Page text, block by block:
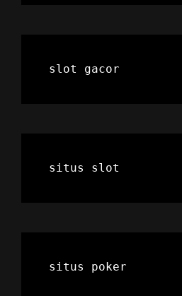
slot gacor
situs slot
situs poker